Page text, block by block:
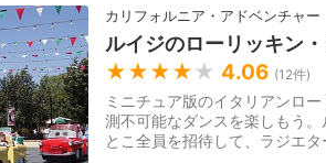
カリフォルニア・アドベンチャー
ルイジのローリッキン
★★★★ ★ 4.06 (12件)
ミニチュア版のイタリアンロ
測不可能なダンスを楽しもう
とこ全員を招待して、ラジエ